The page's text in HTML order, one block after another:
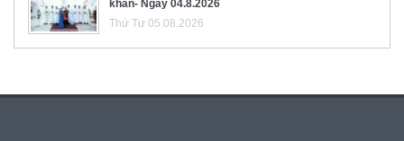
khấn- Ngày 04.8.2026
Thứ Tư 05.08.2026